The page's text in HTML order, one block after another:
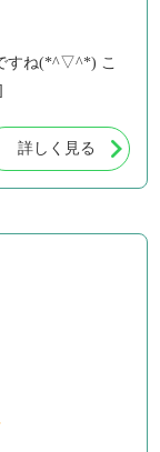
すね(*^▽^*) こ
詳しく見る